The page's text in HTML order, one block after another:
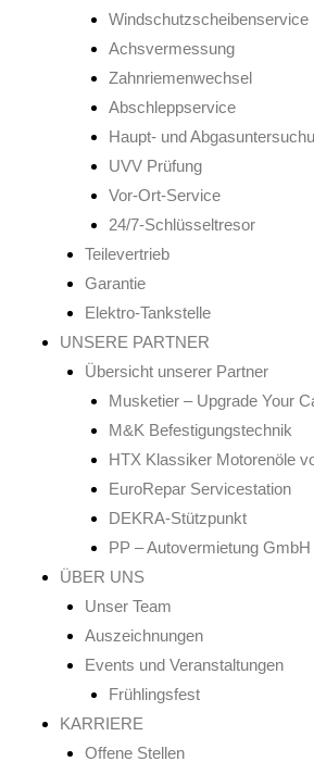
Windschutzscheibenservice
Achsvermessung
Zahnriemenwechsel
Abschleppservice
Haupt- und
UVV Prüfung
Vor-Ort-Service
24/7-Schlüsseltresor
Teilevertrieb
Garantie
Elektro-Tankstelle
UNSERE PARTNER
Übersicht unserer Partner
Musketier – Upgrade Your
M&K Befestigungstechnik
HTX Klassiker Motorenöle
EuroRepar Servicestation
DEKRA-Stützpunkt
PP – Autovermietung GmbH
ÜBER UNS
Unser Team
Auszeichnungen
Events und Veranstaltungen
Frühlingsfest
KARRIERE
Offene Stellen